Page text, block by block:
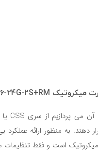
است و فقط تنظیمات